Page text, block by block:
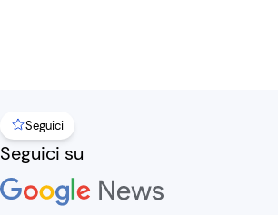
Seguici
Seguici su